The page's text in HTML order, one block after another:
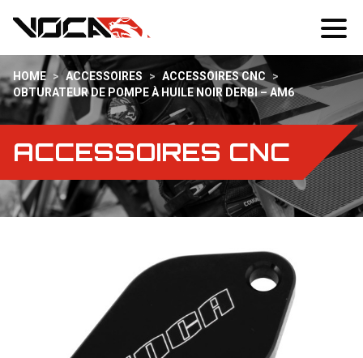
HOME > ACCESSOIRES > ACCESSOIRES CNC >
OBTURATEUR DE POMPE À HUILE NOIR DERBI – AM6
ACCESSOIRES CNC